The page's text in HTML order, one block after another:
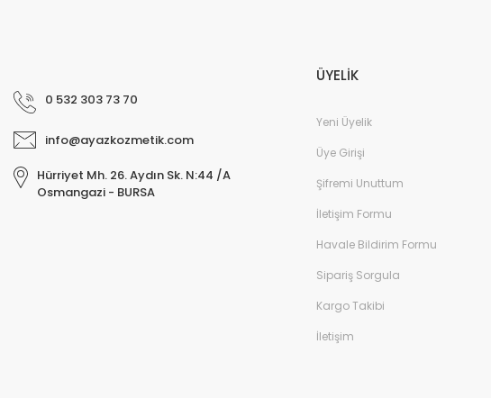
0 532 303 73 70
info@ayazkozmetik.com
Hürriyet Mh. 26. Aydın Sk. N:44 /A
Osmangazi - BURSA
ÜYELİK
Yeni Üyelik
Üye Girişi
Şifremi Unuttum
İletişim Formu
Havale Bildirim Formu
Sipariş Sorgula
Kargo Takibi
İletişim